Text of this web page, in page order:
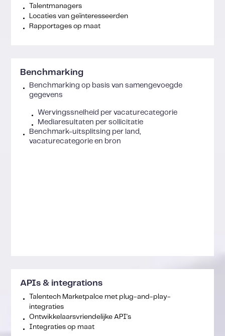
Talentmanagers
Locaties van geïnteresseerden
Rapportages op maat
Benchmarking
Benchmarking op basis van samengevoegde
gegevens
Wervingssnelheid per vacaturecategorie
Mediaresultaten per sollicitatie
Benchmark-uitsplitsing per land,
vacaturecategorie en bron
APIs & integrations
Talentech Marketpalce met plug-and-play-
integraties
Ontwikkelaarsvriendelijke API's
Integraties op maat